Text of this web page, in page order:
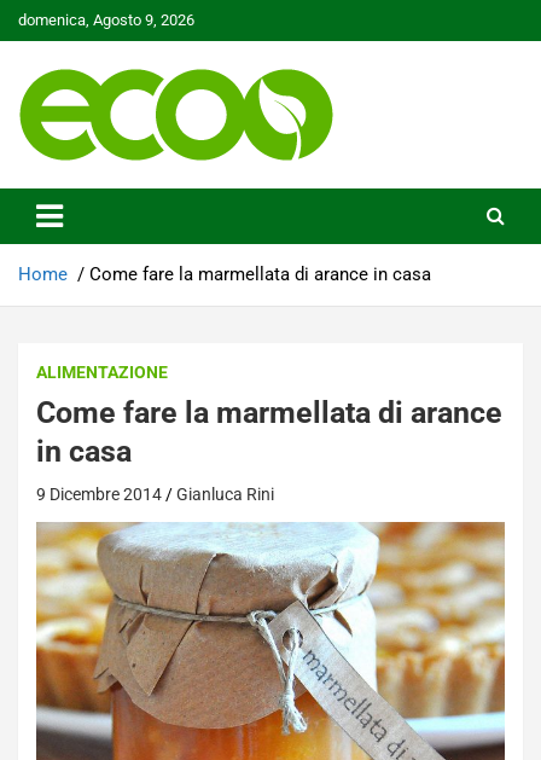
Skip
to
domenica, Agosto 9, 2026
Ecoo.it
Home Come fare la marmellata di arance in casa
ALIMENTAZIONE
Come fare la marmellata di arance
in casa
9 Dicembre 2014 Gianluca Rini